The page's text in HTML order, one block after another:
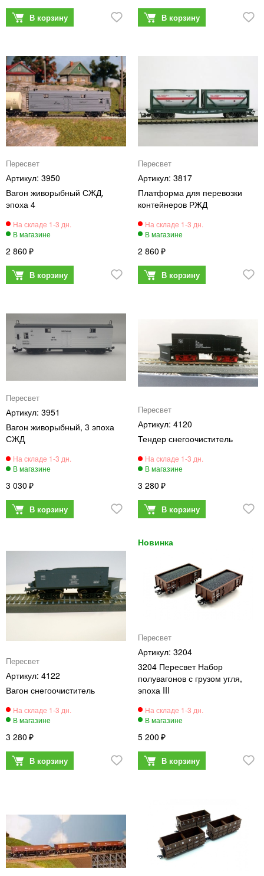
Пересвет
3950
Вагон живорыбный СЖД,
эпоха 4
2 860
Пересвет
3817
Платформа для перевозки
контейнеров РЖД
2 860
Пересвет
3951
Вагон живорыбный, 3 эпоха
СЖД
3 030
Пересвет
4120
Тендер снегоочиститель
3 280
Пересвет
4122
Вагон снегоочиститель
3 280
Пересвет
3204
3204 Пересвет Набор
полувагонов с грузом угля,
эпоха III
5 200